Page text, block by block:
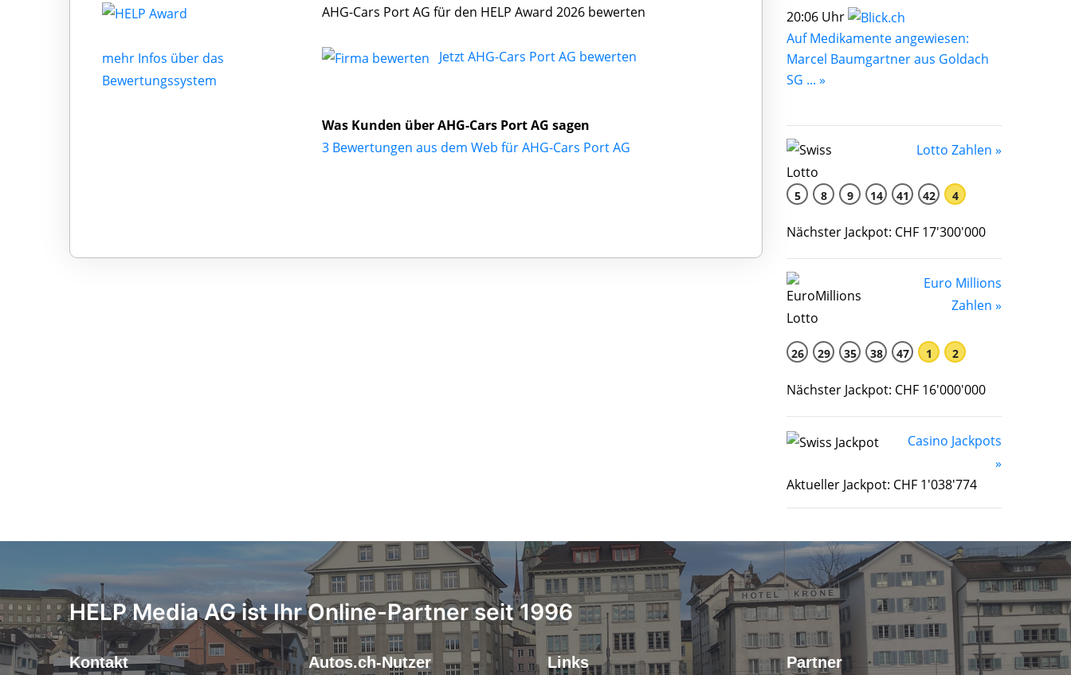
mehr Infos über das
Bewertungssystem
AHG-Cars Port AG für den HELP Award 2026 bewerten
Jetzt AHG-Cars Port AG bewerten
Was Kunden über AHG-Cars Port AG sagen
3 Bewertungen aus dem Web für AHG-Cars Port AG
20:06 Uhr
Auf Medikamente angewiesen:
Marcel Baumgartner aus Goldach
SG ... »
Lotto Zahlen »
5 8 9 14 41 42 4
Nächster Jackpot: CHF 17'300'000
Euro Millions
Zahlen »
26 29 35 38 47 1 2
Nächster Jackpot: CHF 16'000'000
Casino Jackpots
»
Aktueller Jackpot: CHF 1'038'774
HELP Media AG ist Ihr Online-Partner seit 1996
Kontakt Autos.ch-Nutzer Links Partner